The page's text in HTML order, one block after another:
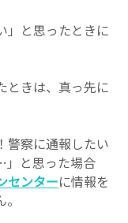
」と思ったときに
ときは、真っ先に
警察に通報したい
」と思った場合
センターに情報を